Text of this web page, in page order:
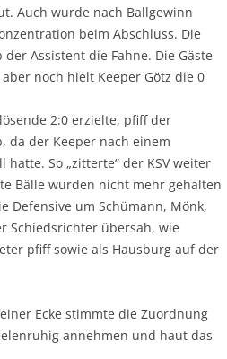
Auch wurde nach Ballgewinn
beim Abschluss. Die
Assistent die Fahne. Die Gäste
noch hielt Keeper Götz die 0
2:0 erzielte, pfiff der
da der Keeper nach einem
So „zitterte“ der KSV weiter
Bälle wurden nicht mehr gehalten
Defensive um Schümann, Mönk,
Schiedsrichter übersah, wie
pfiff sowie als Hausburg auf der
Ecke stimmte die Zuordnung
annehmen und haut das